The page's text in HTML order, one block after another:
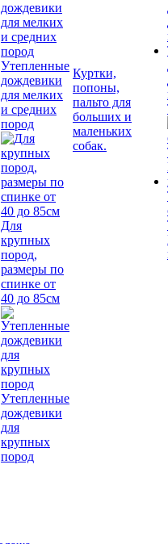
Утепленные
дождевики
для мелких
и средних
пород
Для
крупных
пород,
размеры по
спинке от
40 до 85см
Утепленные
дождевики
для
крупных
пород
Куртки,
попоны,
пальто для
больших и
маленьких
собак.